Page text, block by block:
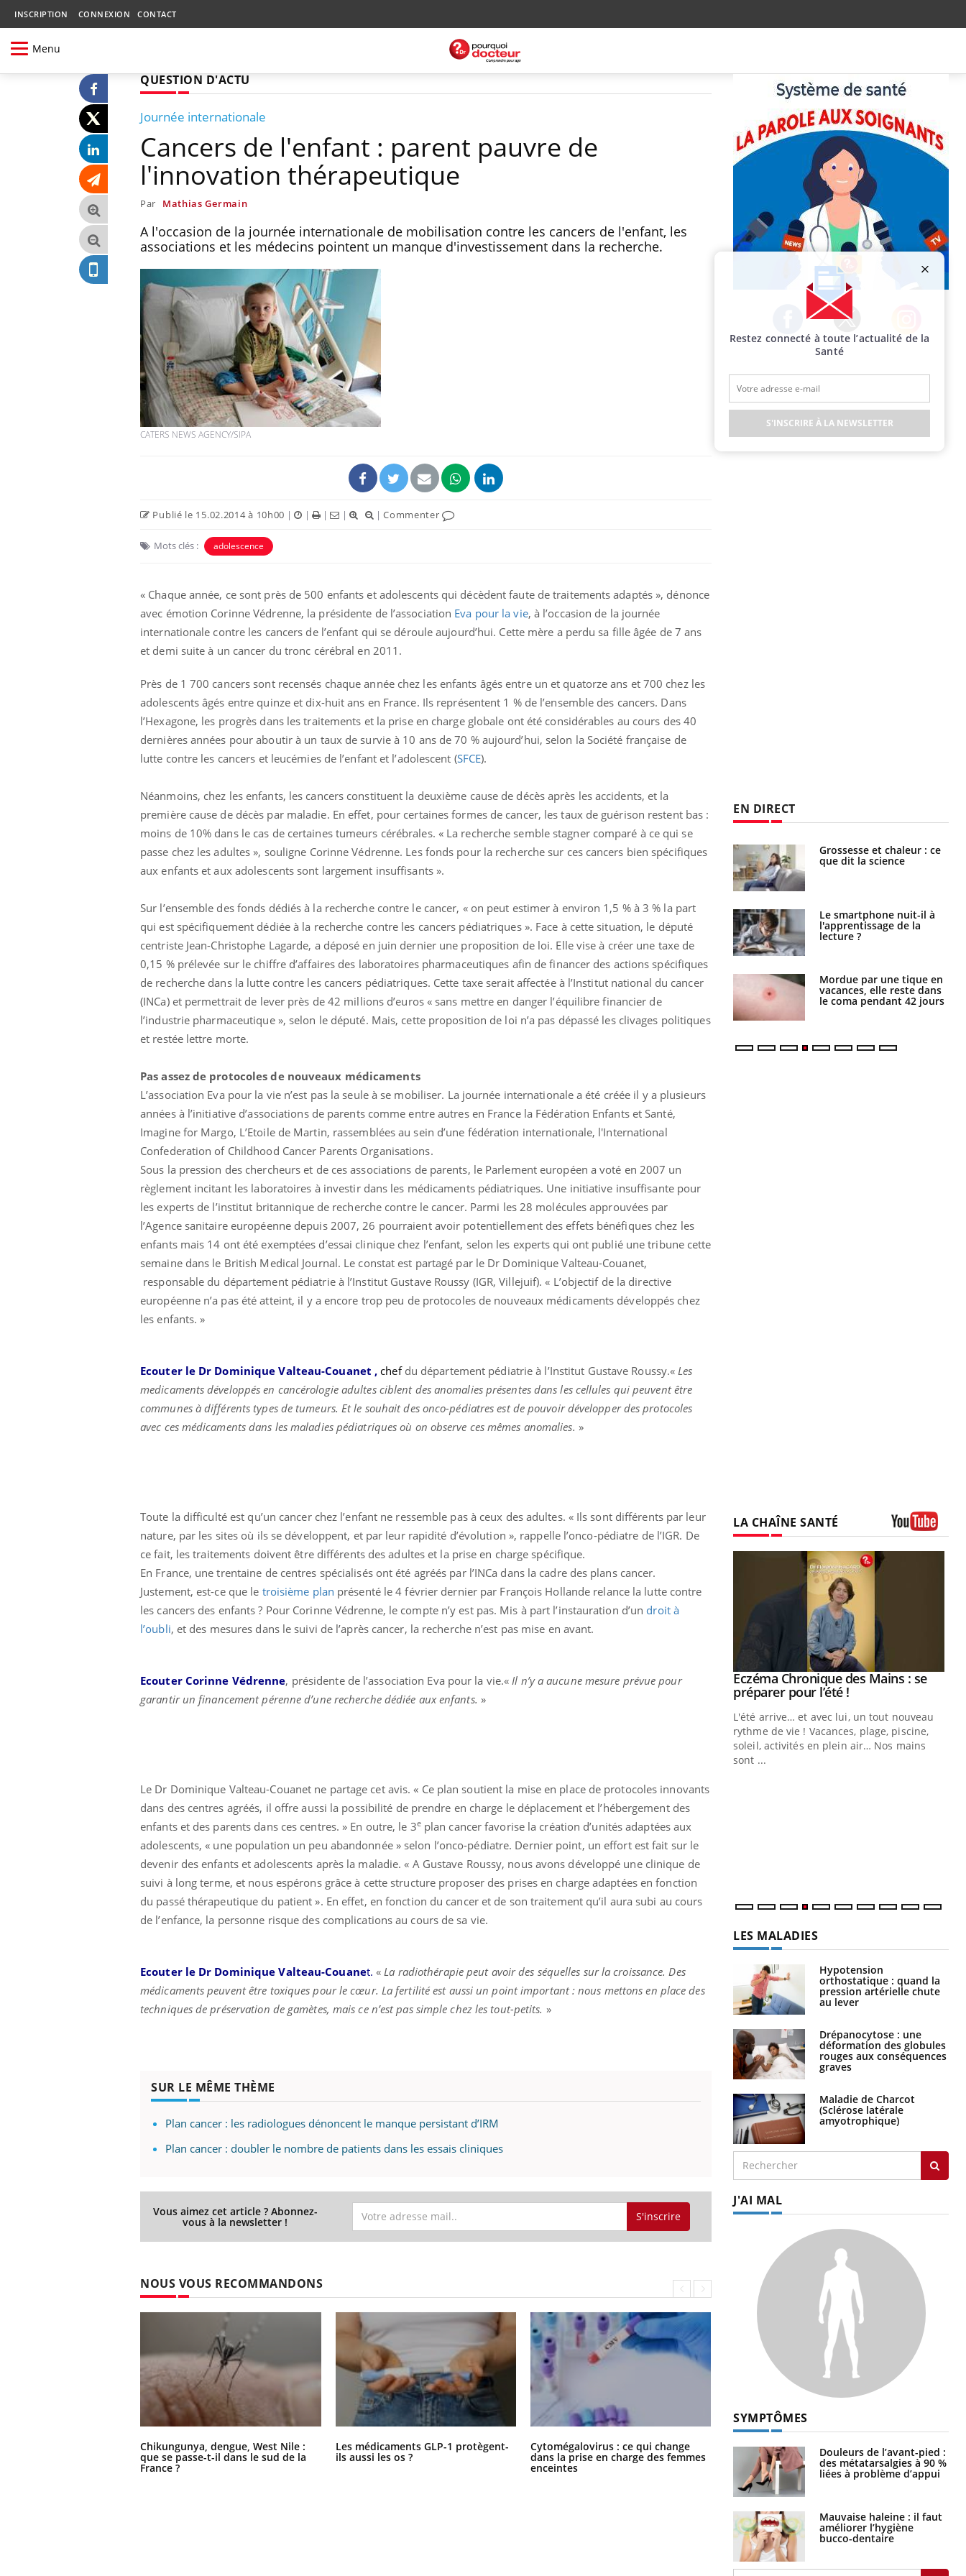
INSCRIPTION CONNEXION CONTACT
Menu
QUESTION D'ACTU
Journée internationale
Cancers de l'enfant : parent pauvre de
l'innovation thérapeutique
Par Mathias Germain
A l'occasion de la journée internationale de mobilisation contre les cancers de l'enfant, les
associations et les médecins pointent un manque d'investissement dans la recherche.
CATERS NEWS AGENCY/SIPA
Publié le 15.02.2014 à 10h00 | | | | |Commenter
Mots clés : adolescence
« Chaque année, ce sont près de 500 enfants et adolescents qui décèdent faute de traitements adaptés », dénonce
avec émotion Corinne Védrenne, la présidente de l’association Eva pour la vie, à l’occasion de la journée
internationale contre les cancers de l’enfant qui se déroule aujourd’hui. Cette mère a perdu sa fille âgée de 7 ans
et demi suite à un cancer du tronc cérébral en 2011.
Près de 1 700 cancers sont recensés chaque année chez les enfants âgés entre un et quatorze ans et 700 chez les
adolescents âgés entre quinze et dix-huit ans en France. Ils représentent 1 % de l’ensemble des cancers. Dans
l’Hexagone, les progrès dans les traitements et la prise en charge globale ont été considérables au cours des 40
dernières années pour aboutir à un taux de survie à 10 ans de 70 % aujourd’hui, selon la Société française de
lutte contre les cancers et leucémies de l’enfant et l’adolescent (SFCE).
Néanmoins, chez les enfants, les cancers constituent la deuxième cause de décès après les accidents, et la
première cause de décès par maladie. En effet, pour certaines formes de cancer, les taux de guérison restent bas :
moins de 10% dans le cas de certaines tumeurs cérébrales. « La recherche semble stagner comparé à ce qui se
passe chez les adultes », souligne Corinne Védrenne. Les fonds pour la recherche sur ces cancers bien spécifiques
aux enfants et aux adolescents sont largement insuffisants ».
Sur l’ensemble des fonds dédiés à la recherche contre le cancer, « on peut estimer à environ 1,5 % à 3 % la part
qui est spécifiquement dédiée à la recherche contre les cancers pédiatriques ». Face à cette situation, le député
centriste Jean-Christophe Lagarde, a déposé en juin dernier une proposition de loi. Elle vise à créer une taxe de
0,15 % prélevée sur le chiffre d’affaires des laboratoires pharmaceutiques afin de financer des actions spécifiques
de recherche dans la lutte contre les cancers pédiatriques. Cette taxe serait affectée à l’Institut national du cancer
(INCa) et permettrait de lever près de 42 millions d’euros « sans mettre en danger l’équilibre financier de
l’industrie pharmaceutique », selon le député. Mais, cette proposition de loi n’a pas dépassé les clivages politiques
et restée lettre morte.
Pas assez de protocoles de nouveaux médicaments
L’association Eva pour la vie n’est pas la seule à se mobiliser. La journée internationale a été créée il y a plusieurs
années à l’initiative d’associations de parents comme entre autres en France la Fédération Enfants et Santé,
Imagine for Margo, L’Etoile de Martin, rassemblées au sein d’une fédération internationale, l'International
Confederation of Childhood Cancer Parents Organisations.
Sous la pression des chercheurs et de ces associations de parents, le Parlement européen a voté en 2007 un
règlement incitant les laboratoires à investir dans les médicaments pédiatriques. Une initiative insuffisante pour
les experts de l’institut britannique de recherche contre le cancer. Parmi les 28 molécules approuvées par
l’Agence sanitaire européenne depuis 2007, 26 pourraient avoir potentiellement des effets bénéfiques chez les
enfants mais 14 ont été exemptées d’essai clinique chez l’enfant, selon les experts qui ont publié une tribune cette
semaine dans le British Medical Journal. Le constat est partagé par le Dr Dominique Valteau-Couanet,
responsable du département pédiatrie à l’Institut Gustave Roussy (IGR, Villejuif). « L’objectif de la directive
européenne n’a pas été atteint, il y a encore trop peu de protocoles de nouveaux médicaments développés chez
les enfants. »
Ecouter le Dr Dominique Valteau-Couanet , chefdu département pédiatrie à l’Institut Gustave Roussy.« Les
medicaments développés en cancérologie adultes ciblent des anomalies présentes dans les cellules qui peuvent être
communes à différents types de tumeurs. Et le souhait des onco-pédiatres est de pouvoir développer des protocoles
avec ces médicaments dans les maladies pédiatriques où on observe ces mêmes anomalies. »
Toute la difficulté est qu’un cancer chez l’enfant ne ressemble pas à ceux des adultes. « Ils sont différents par leur
nature, par les sites où ils se développent, et par leur rapidité d’évolution », rappelle l’onco-pédiatre de l’IGR. De
ce fait, les traitements doivent être différents des adultes et la prise en charge spécifique.
En France, une trentaine de centres spécialisés ont été agréés par l’INCa dans la cadre des plans cancer.
Justement, est-ce que le troisième plan présenté le 4 février dernier par François Hollande relance la lutte contre
les cancers des enfants ? Pour Corinne Védrenne, le compte n’y est pas. Mis à part l’instauration d’un droit à
l’oubli, et des mesures dans le suivi de l’après cancer, la recherche n’est pas mise en avant.
Ecouter Corinne Védrenne, présidente de l’association Eva pour la vie.« Il n’y a aucune mesure prévue pour
garantir un financement pérenne d’une recherche dédiée aux enfants. »
Le Dr Dominique Valteau-Couanet ne partage cet avis. « Ce plan soutient la mise en place de protocoles innovants
dans des centres agréés, il offre aussi la possibilité de prendre en charge le déplacement et l’hébergement des
enfants et des parents dans ces centres. » En outre, le 3eplan cancer favorise la création d’unités adaptées aux
adolescents, « une population un peu abandonnée » selon l’onco-pédiatre. Dernier point, un effort est fait sur le
devenir des enfants et adolescents après la maladie. « A Gustave Roussy, nous avons développé une clinique de
suivi à long terme, et nous espérons grâce à cette structure proposer des prises en charge adaptées en fonction
du passé thérapeutique du patient ». En effet, en fonction du cancer et de son traitement qu’il aura subi au cours
de l’enfance, la personne risque des complications au cours de sa vie.
Ecouter le Dr Dominique Valteau-Couanet. « La radiothérapie peut avoir des séquelles sur la croissance. Des
médicaments peuvent être toxiques pour le cœur. La fertilité est aussi un point important : nous mettons en place des
techniques de préservation de gamètes, mais ce n’est pas simple chez les tout-petits. »
SUR LE MÊME THÈME
Plan cancer : les radiologues dénoncent le manque persistant d’IRM
Plan cancer : doubler le nombre de patients dans les essais cliniques
Vous aimez cet article ? Abonnez-
vous à la newsletter ! S'inscrire
NOUS VOUS RECOMMANDONS
Chikungunya, dengue, West Nile :
que se passe-t-il dans le sud de la
France ?
Les médicaments GLP-1 protègent-
ils aussi les os ?
Cytomégalovirus : ce qui change
dans la prise en charge des femmes
enceintes
la nuit ?
Facebook Twitter Instagram
EN DIRECT
Chikungunya, dengue,
West Nile : que se passe-
t-il dans le sud de la
Les médicaments GLP-1
protègent-ils aussi les os
Cytomégalovirus : ce qui
change dans la prise en
charge des femmes
enceintes
La sieste empêche-t-elle
de dormir la nuit ?
VIH : la fin du comprimé
tous les jours se profile-t-
Pourquoi votre ventre
gâche-t-il les premiers
jours de vos vacances ?
Fortes chaleurs :
pourquoi le risque de
Le Viagra pourrait-il
freiner la propagation du
cancer ?
Pourquoi manger moins
de protéines pourrait
finalement être bénéfique
Grossesse et chaleur : ce
que dit la science
Le smartphone nuit-il à
l'apprentissage de la
lecture ?
Mordue par une tique en
vacances, elle reste dans
le coma pendant 42 jours
LA CHAÎNE SANTÉ
Eczéma Chronique des Mains :
expliquer ma maladie
Youtube
Carence en fer : comprendre pour
prévenirYoutube
Fatigue, irritabilité, brouillard mental ou
même alopécie… Les symptômes de la
Youtube
Insuline & Charge mentale : et si on
osait en parler?? Youtube
Youtube
Eczéma Chronique des Mains : se
préparer pour l’été !Youtube
L'été arrive… et avec lui, un tout nouveau
rythme de vie ! Vacances, plage, piscine,
soleil, activités en plein air… Nos mains
sont ...
LES MALADIES
Hypotension
orthostatique : quand la
pression artérielle chute
au lever
Drépanocytose : une
déformation des globules
rouges aux conséquences
graves
Maladie de Charcot
(Sclérose latérale
amyotrophique)
J'AI MAL
SYMPTÔMES
Douleurs de l’avant-pied :
des métatarsalgies à 90 %
liées à problème d’appui
Mauvaise haleine : il faut
améliorer l’hygiène
bucco-dentaire
Restez connecté à toute l’actualité de la
Santé
S'INSCRIRE À LA NEWSLETTER